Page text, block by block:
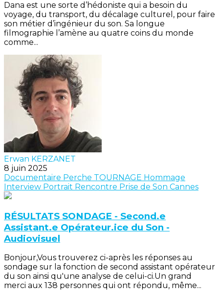
Dana est une sorte d’hédoniste qui a besoin du
voyage, du transport, du décalage culturel, pour faire
son métier d’ingénieur du son. Sa longue
filmographie l’amène au quatre coins du monde
comme...
Erwan KERZANET
8 juin 2025
Documentaire Perche TOURNAGE Hommage
Interview Portrait Rencontre Prise de Son Cannes
RÉSULTATS SONDAGE - Second.e
Assistant.e Opérateur.ice du Son -
Audiovisuel
Bonjour,Vous trouverez ci-après les réponses au
sondage sur la fonction de second assistant opérateur
du son ainsi qu'une analyse de celui-ci.Un grand
merci aux 138 personnes qui ont répondu, même...